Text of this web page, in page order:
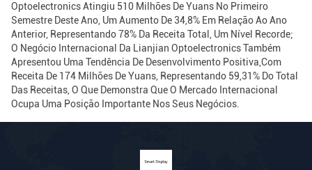
Optoelectronics Atingiu 510 Milhões De Yuans No Primeiro
Semestre Deste Ano, Um Aumento De 34,8% Em Relação Ao Ano
Anterior, Representando 78% Da Receita Total, Um Nível Recorde;
O Negócio Internacional Da Lianjian Optoelectronics Também
Apresentou Uma Tendência De Desenvolvimento Positiva,com
Receita De 174 Milhões De Yuans, Representando 59,31% Do Total
Das Receitas, O Que Demonstra Que O Mercado Internacional
Ocupa Uma Posição Importante Nos Seus Negócios.